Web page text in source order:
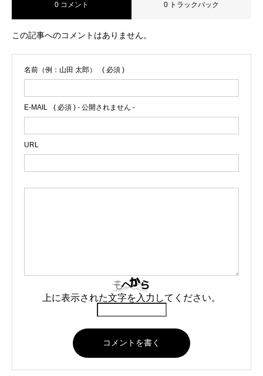
0 コメント 0 トラックバック
この記事へのコメントはありません。
名前（例：山田 太郎） ( 必須 )
E-MAIL ( 必須 ) - 公開されません -
URL
上に表示された文字を入力してください。